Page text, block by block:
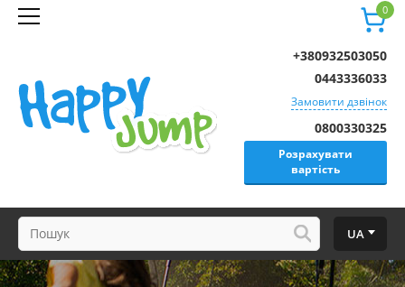
0
0800330325
Розрахувати
вартість
+380932503050
0443336033
Замовити дзвінок
UA